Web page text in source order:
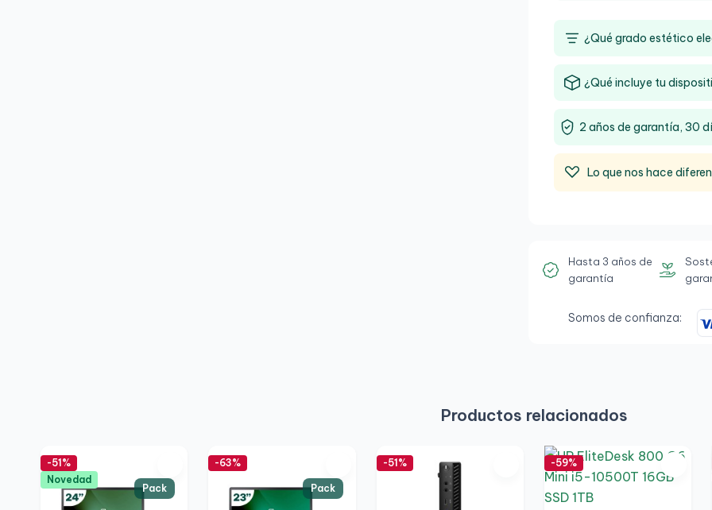
¿Qué grado estético
¿Qué incluye tu
2 años de garantía, 30
Lo que nos hace
Hasta 3 años de
garantía
Somos de confianza:
Productos relacionados
Pack
-51%
Novedad
Pack
-63% -51% -59%